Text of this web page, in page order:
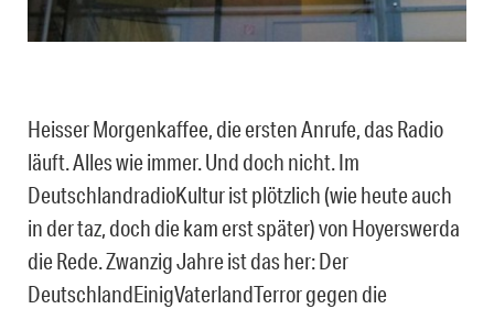
Heisser Morgenkaffee, die ersten Anrufe, das Radio
läuft. Alles wie immer. Und doch nicht. Im
DeutschlandradioKultur ist plötzlich (wie heute auch
in der taz, doch die kam erst später) von Hoyerswerda
die Rede. Zwanzig Jahre ist das her: Der
DeutschlandEinigVaterlandTerror gegen die